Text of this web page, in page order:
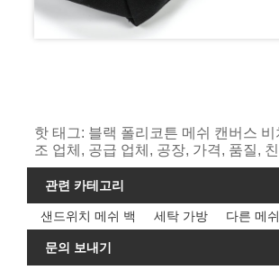
핫 태그: 블랙 폴리코튼 메쉬 캔버스 비
조 업체, 공급 업체, 공장, 가격, 품질,
관련 카테고리
샌드위치 메쉬 백 세탁 가방 다른 메
문의 보내기